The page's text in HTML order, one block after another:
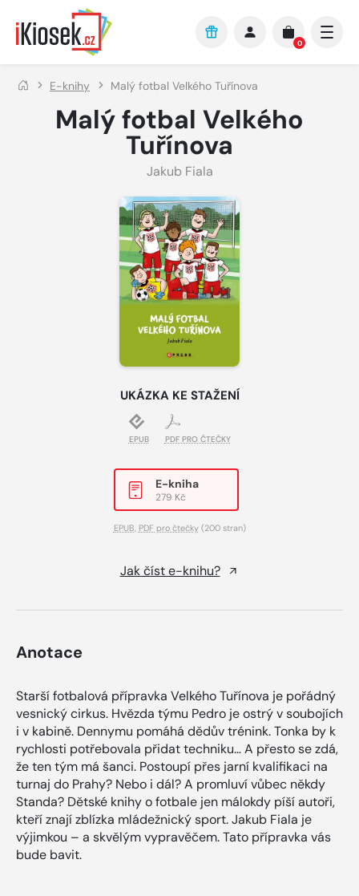
Přejít na hlavní obsah
0
E-knihy Malý fotbal Velkého Tuřínova
Malý fotbal Velkého
Tuřínova
Jakub Fiala
UKÁZKA KE STAŽENÍ
EPUB PDF PRO ČTEČKY
E-kniha
279 Kč
EPUB, PDF pro čtečky(200 stran)
Jak číst e-knihu?
Anotace
Starší fotbalová přípravka Velkého Tuřínova je pořádný
vesnický cirkus. Hvězda týmu Pedro je ostrý v soubojích
i v kabině. Dennymu pomáhá dědův trénink. Tonka by k
rychlosti potřebovala přidat techniku… A přesto se zdá,
že ten tým má šanci. Postoupí přes jarní kvalifikaci na
turnaj do Prahy? Nebo i dál? A promluví vůbec někdy
Standa? Dětské knihy o fotbale jen málokdy píší autoři,
kteří znají zblízka mládežnický sport. Jakub Fiala je
výjimkou – a skvělým vypravěčem. Tato přípravka vás
bude bavit.